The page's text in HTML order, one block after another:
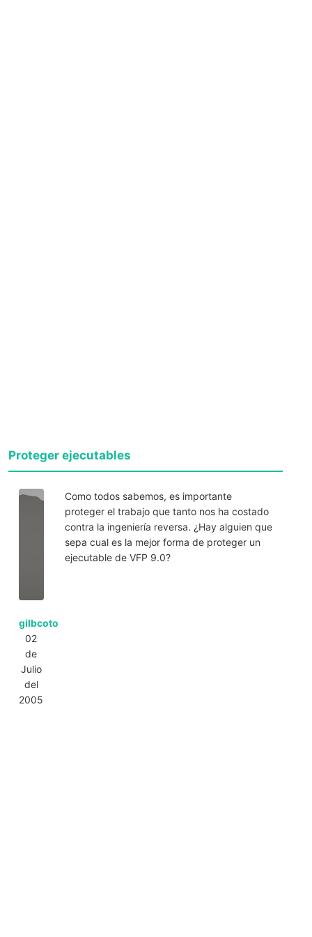
Proteger ejecutables
gilbcoto
02
de
Julio
del
2005
Como todos sabemos, es importante
proteger el trabajo que tanto nos ha costado
contra la ingeniería reversa. ¿Hay alguien que
sepa cual es la mejor forma de proteger un
ejecutable de VFP 9.0?